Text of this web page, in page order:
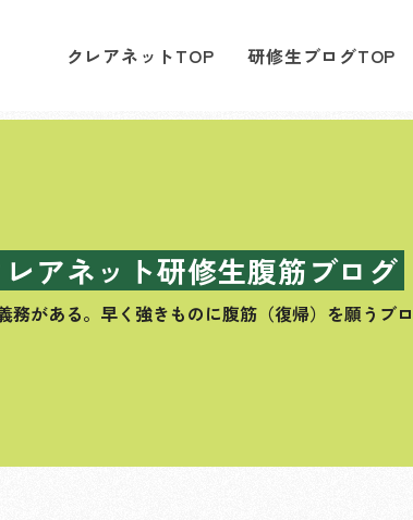
クレアネットTOP 研修生ブログTOP
アネット研修生腹筋ブログ
がある。 早く強きものに腹筋（復帰）を願うブロ